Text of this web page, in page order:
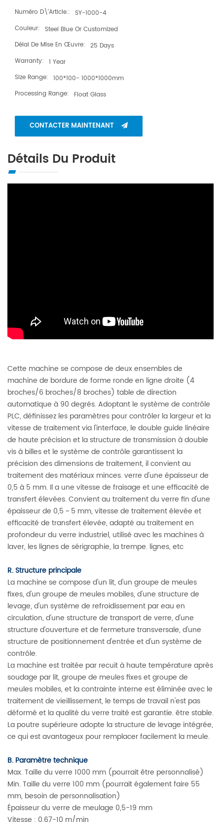
machines sont conçues en tenant compte d'une période de travail
à long terme, avec des opérations très conviviales et sont toutes
accompagnées d'une garantie d'un an.
Numéro D\'article.: SY-1000-4
Couleur: Steel Blue Or Customized
Délai De Mise En Œuvre: 25 Days
Warranty: 1 Year
Size Range: 100*100- 1000*1000mm
Processing Range:
Float Glass
CONTACTER MAINTENANT
Détails Du Produit
Cette machine se compose de deux ensembles de
machine de bordure de forme ronde en ligne droite (4
broches/6 broches/8 broches) table de direction
automatique à 90 degrés. Adoptant le système de contrôle
PLC, définissez les paramètres pour contrôler la largeur et la
vitesse de traitement via l'interface, le double guide linéaire
de haute précision et la structure de transmission à double
vis à billes et le système de contrôle garantissent la
précision des dimensions de traitement, il convient au
traitement des matériaux minces. verre d'une épaisseur de
0,5 à 5 mm. Il a une vitesse de fraisage et une efficacité de
transfert élevées. Convient au traitement du verre fin d'une
épaisseur de 0,5 ~ 5 mm, vitesse de traitement élevée et
efficacité de transfert élevée, adapté au traitement en
profondeur du verre industriel, utilisé avec les machines à
laver, les lignes de sérigraphie, la trempe. lignes, etc
R. Structure principale
La machine se compose d'un lit, d'un groupe de meules
fixes, d'un groupe de meules mobiles, d'une structure de
levage, d'un système de refroidissement par eau en
circulation, d'une structure de transport de verre, d'une
structure d'ouverture et de fermeture transversale, d'une
structure de positionnement d'entrée et d'un système de
contrôle.
La machine est traitée par recuit à haute température après
soudage par lit, groupe de meules fixes et groupe de
meules mobiles, et la contrainte interne est éliminée avec le
traitement de vieillissement, le temps de travail n'est pas
déformé et la qualité du verre traité est garantie. être stable.
La poutre supérieure adopte la structure de levage intégrée,
ce qui est avantageux pour remplacer facilement la meule.
B. Paramètre technique
Max. Taille du verre 1000 mm (pourrait être personnalisé)
Min. Taille du verre 100 mm (pourrait également faire 55
mm, besoin de personnalisation)
Épaisseur du verre de meulage 0,5-19 mm
Vitesse : 0,67-10 m/min